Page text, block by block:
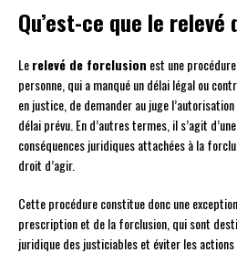
Qu’est-ce que le
Lerelevé de forclusion est une
personne, qui a manqué un délai légal ou
en justice, de demander au juge
délai prévu. En d’autres termes, il s’agit
conséquences juridiques attachées à la
droit d’agir.
Cette procédure constitue donc une
prescription et de la forclusion, qui sont
juridique des justiciables et éviter les